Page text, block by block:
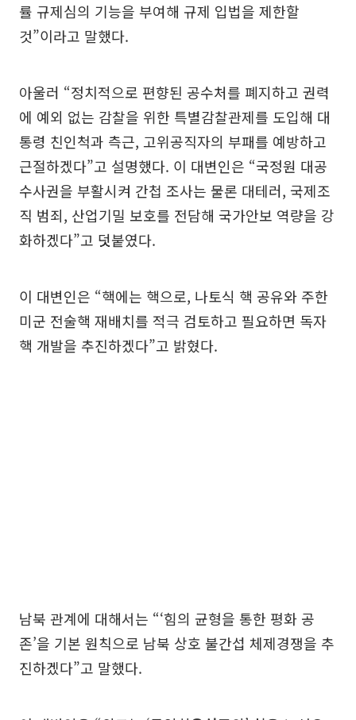
률 규제심의 기능을 부여해 규제 입법을 제한할
것”이라고 말했다.
아울러 “정치적으로 편향된 공수처를 폐지하고 권력
에 예외 없는 감찰을 위한 특별감찰관제를 도입해 대
통령 친인척과 측근, 고위공직자의 부패를 예방하고
근절하겠다”고 설명했다. 이 대변인은 “국정원 대공
수사권을 부활시켜 간첩 조사는 물론 대테러, 국제조
직 범죄, 산업기밀 보호를 전담해 국가안보 역량을 강
화하겠다”고 덧붙였다.
이 대변인은 “핵에는 핵으로, 나토식 핵 공유와 주한
미군 전술핵 재배치를 적극 검토하고 필요하면 독자
핵 개발을 추진하겠다”고 밝혔다.
남북 관계에 대해서는 “‘힘의 균형을 통한 평화 공
존’을 기본 원칙으로 남북 상호 불간섭 체제경쟁을 추
진하겠다”고 말했다.